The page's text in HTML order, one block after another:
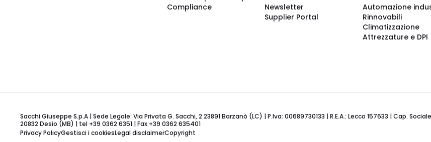
Compliance
Newsletter
Supplier Portal
Automazione
Rinnovabili
Climatizzazione
Attrezzature e DPI
Sacchi Giuseppe S.p.A | Sede Legale: Via Privata G. Sacchi, 2 23891 Barzanò (LC) | P.Iva: 00689730133 | R.E.A.: Lecco 157633 | Cap.
20832 Desio (MB) | tel +39 0362 6351 | Fax +39 0362 635401
Privacy PolicyGestisci i cookiesLegal disclaimerCopyright